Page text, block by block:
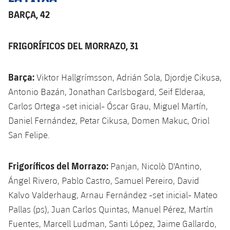
BARÇA, 42
FRIGORÍFICOS DEL MORRAZO, 31
Barça:Viktor Hallgrímsson, Adrián Sola, Djordje Cikusa,
Antonio Bazán, Jonathan Carlsbogard, Seif Elderaa,
Carlos Ortega -set inicial- Óscar Grau, Miguel Martín,
Daniel Fernández, Petar Cikusa, Domen Makuc, Oriol
San Felipe.
Frigoríficos del Morrazo: Panjan, Nicolò D'Antino,
Ángel Rivero, Pablo Castro, Samuel Pereiro, David
Kalvo Valderhaug, Arnau Fernández -set inicial- Mateo
Pallas (ps), Juan Carlos Quintas, Manuel Pérez, Martín
Fuentes, Marcell Ludman, Santi López, Jaime Gallardo,